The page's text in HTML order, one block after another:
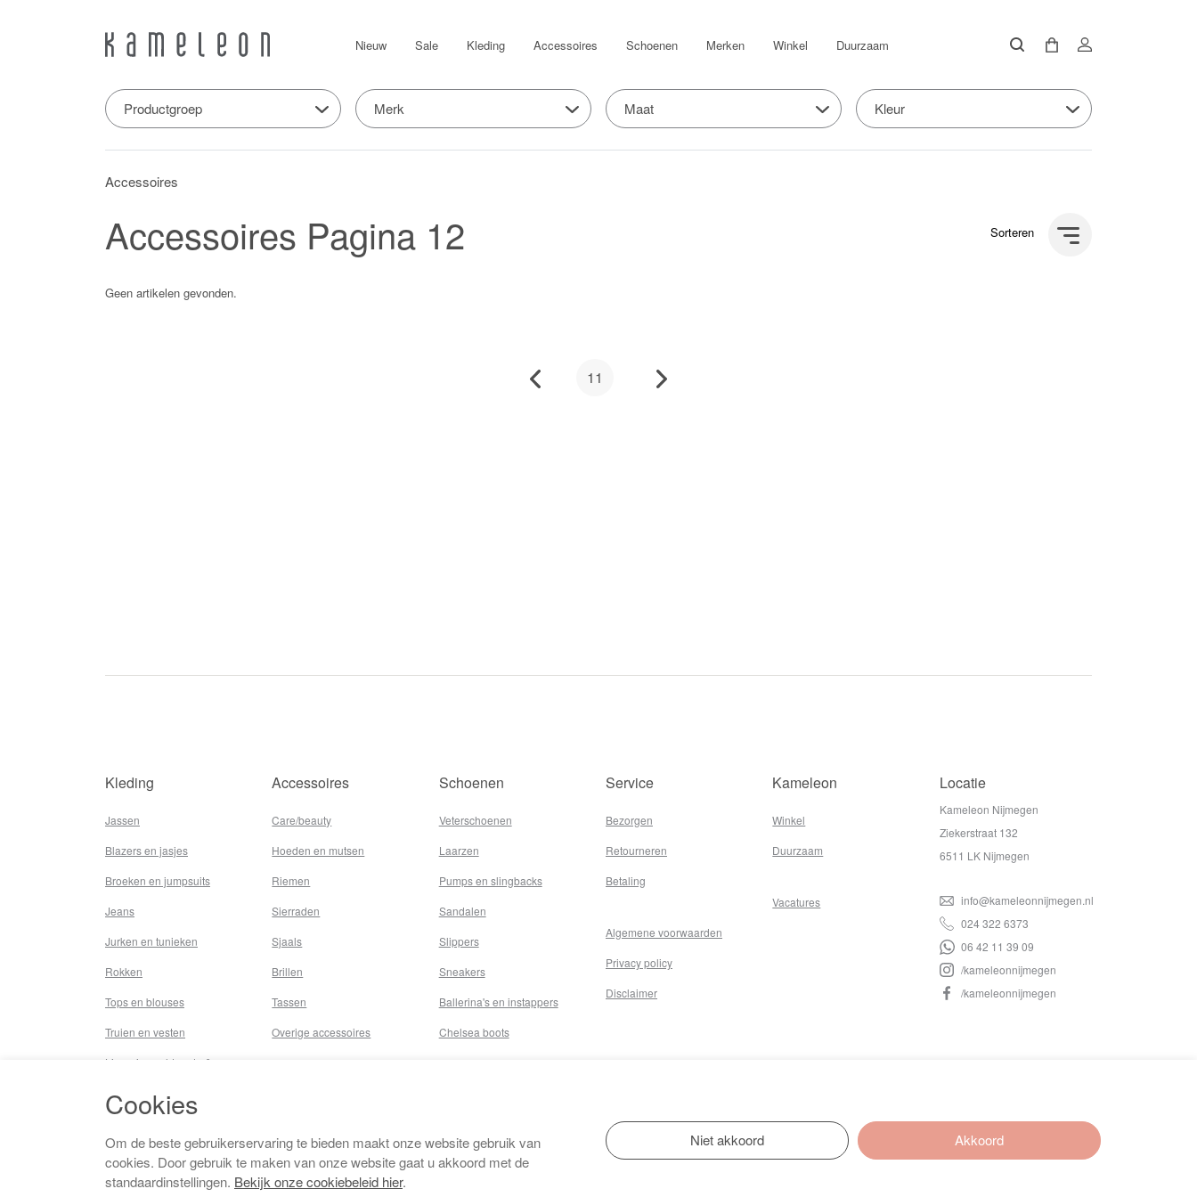
Nieuw Sale Kleding Accessoires Schoenen Merken Winkel Duurzaam
Productgroep Merk Maat Kleur
Accessoires
Accessoires Pagina 12 Sorteren
Geen artikelen gevonden.
11
Kleding
Jassen
Blazers en jasjes
Broeken en jumpsuits
Jeans
Jurken en tunieken
Rokken
Tops en blouses
Truien en vesten
Lingerie,nachtmode &
Badkleding
Beenmode
Vermaakkosten
Accessoires
Care/beauty
Hoeden en mutsen
Riemen
Sierraden
Sjaals
Brillen
Tassen
Overige accessoires
Schoenen
Veterschoenen
Laarzen
Pumps en slingbacks
Sandalen
Slippers
Sneakers
Ballerina's en instappers
Chelsea boots
Service
Bezorgen
Retourneren
Betaling
Algemene voorwaarden
Privacy policy
Disclaimer
Kameleon
Winkel
Duurzaam
Vacatures
Locatie
Kameleon Nijmegen
Ziekerstraat 132
6511 LK Nijmegen
info@kameleonnijmegen.nl
024 322 6373
06 42 11 39 09
/kameleonnijmegen
/kameleonnijmegen
Cookies
Om de beste gebruikerservaring te bieden maakt onze website gebruik van
cookies. Door gebruik te maken van onze website gaat u akkoord met de
standaardinstellingen. Bekijk onze cookiebeleid hier.